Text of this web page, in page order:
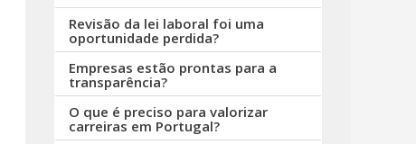
Revisão da lei laboral foi uma
oportunidade perdida?
Empresas estão prontas para a
transparência?
O que é preciso para valorizar
carreiras em Portugal?